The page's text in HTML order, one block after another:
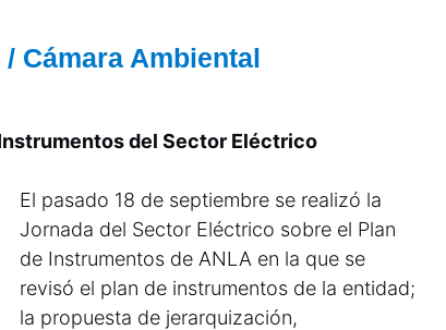
/ Cámara Ambiental
del Sector Eléctrico
El pasado 18 de septiembre se realizó la
Jornada del Sector Eléctrico sobre el Plan
de Instrumentos de ANLA en la que se
revisó el plan de instrumentos de la entidad;
la propuesta de jerarquización,